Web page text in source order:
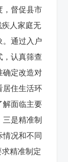
，督促县市
人家庭无
。通过入户
，认真筛查
确定改造对
居住生活环
解面临主要
是精准制
况和不同
精准制定